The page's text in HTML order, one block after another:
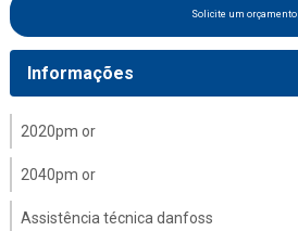
Solicite um orçamento
Informações
2020pm or
2040pm or
Assistência técnica danfoss